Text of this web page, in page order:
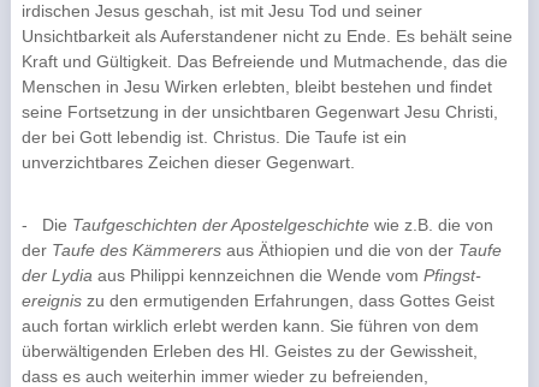
irdischen Jesus geschah, ist mit Jesu Tod und seiner
Unsichtbarkeit als Aufer­standener nicht zu Ende. Es behält seine
Kraft und Gültigkeit. Das Befreiende und Mutmachen­de, das die
Menschen in Jesu Wirken erlebten, bleibt bestehen und findet
seine Fortsetzung in der unsichtbaren Gegenwart Jesu Christi,
der bei Gott lebendig ist. Christus. Die Taufe ist ein
unverzichtbares Zeichen dieser Gegenwart.
- Die Taufgeschichten der Apostelgeschichtewie z.B. die von
der Taufe des Kämmerersaus Äthiopien und die von der Taufe
der Lydia aus Philippi kennzeichnen die Wende vom Pfingst­
ereigniszu den ermutigenden Erfahrungen, dass Gottes Geist
auch fortan wirklich erlebt wer­den kann. Sie führen von dem
überwältigenden Erleben des Hl. Geistes zu der Gewissheit,
dass es auch weiterhin immer wieder zu befreienden,